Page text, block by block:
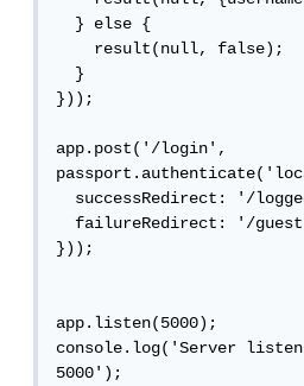
  } else {
    result(null, false);
  }
}));
app.post('/login',
  successRedirect: '/loggedIn',
  failureRedirect: '/guest'
}));
app.listen(5000);
console.log('Server
5000');